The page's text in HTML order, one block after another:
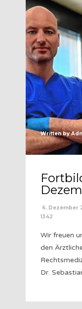
Written by
6. Dezember
1342
Wir freuen
den
Dr.